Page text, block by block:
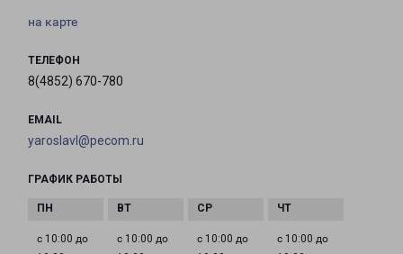
на карте
ТЕЛЕФОН
8(4852) 670-780
EMAIL
yaroslavl@pecom.ru
ГРАФИК РАБОТЫ
с 10:00 до
с 10:00 до
с 10:00 до
с 10:00 до